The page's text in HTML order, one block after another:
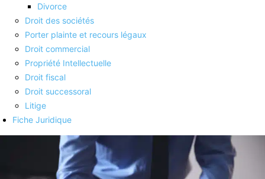
Divorce
Droit des sociétés
Porter plainte et recours légaux
Droit commercial
Propriété Intellectuelle
Droit fiscal
Droit successoral
Litige
Fiche Juridique